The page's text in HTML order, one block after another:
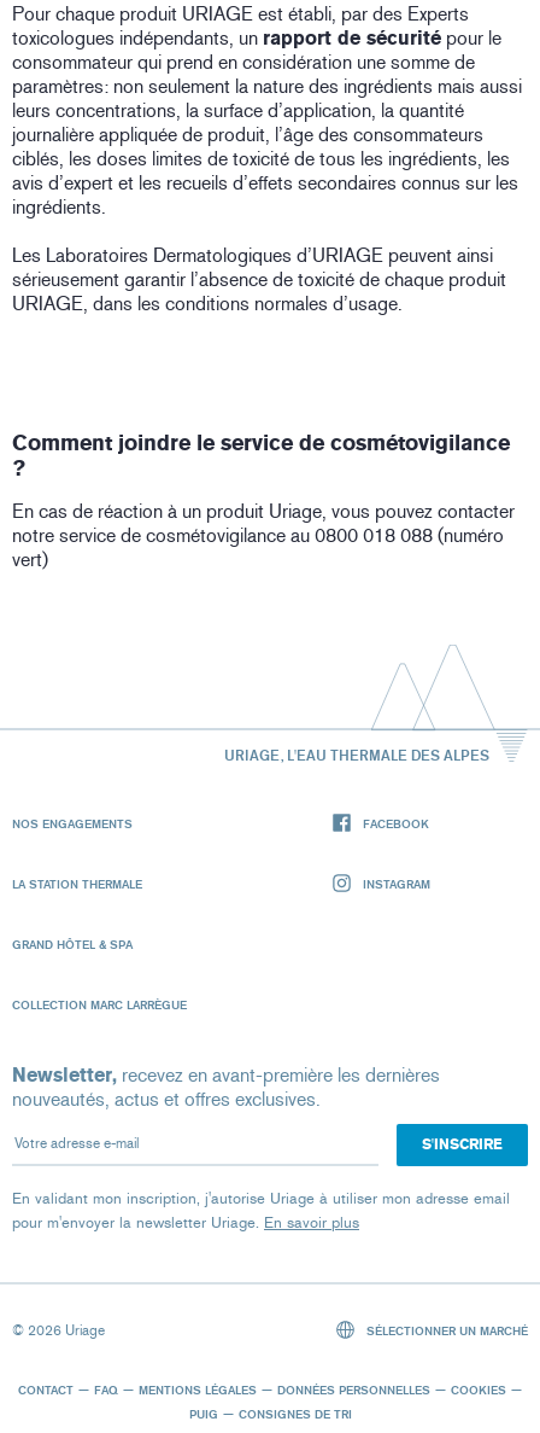
Pour chaque produit URIAGE est établi, par des Experts
toxicologues indépendants, un rapport de sécurité pour le
consommateur qui prend en considération une somme de
paramètres: non seulement la nature des ingrédients mais aussi
leurs concentrations, la surface d’application, la quantité
journalière appliquée de produit, l’âge des consommateurs
ciblés, les doses limites de toxicité de tous les ingrédients, les
avis d’expert et les recueils d’effets secondaires connus sur les
ingrédients.
Les Laboratoires Dermatologiques d’URIAGE peuvent ainsi
sérieusement garantir l’absence de toxicité de chaque produit
URIAGE, dans les conditions normales d’usage.
Comment joindre le service de cosmétovigilance
?
En cas de réaction à un produit Uriage, vous pouvez contacter
notre service de cosmétovigilance au 0800 018 088 (numéro
vert)
URIAGE, L'EAU THERMALE DES ALPES
NOS ENGAGEMENTS
LA STATION THERMALE
GRAND HÔTEL & SPA
COLLECTION MARC LARRÈGUE
FACEBOOK
INSTAGRAM
Newsletter, recevez en avant-première les dernières
nouveautés, actus et offres exclusives.
Votre adresse e-mail
En validant mon inscription, j'autorise Uriage à utiliser mon adresse email
pour m'envoyer la newsletter Uriage. En savoir plus
© 2026 Uriage
CONTACT FAQ MENTIONS LÉGALES DONNÉES PERSONNELLES
COOKIES
PUIG
CONSIGNES DE TRI
SÉLECTIONNER UN MARCHÉ